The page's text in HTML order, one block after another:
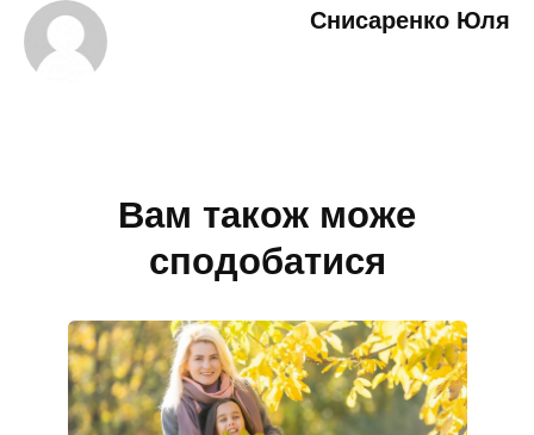
Снисаренко Юля
Вам також може
сподобатися